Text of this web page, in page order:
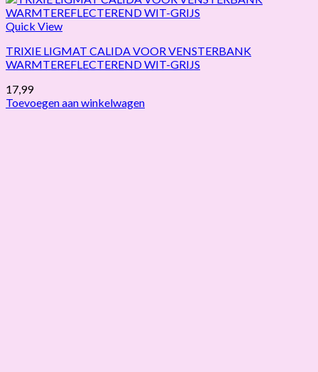
Quick View
TRIXIE LIGMAT CALIDA VOOR VENSTERBANK
WARMTEREFLECTEREND WIT-GRIJS
17,99
Toevoegen aan winkelwagen